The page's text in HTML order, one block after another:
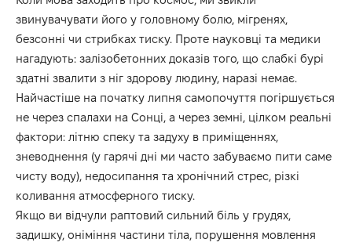
звинувачувати його у головному болю, мігренях,
безсонні чи стрибках тиску. Проте науковці та медики
нагадують: залізобетонних доказів того, що слабкі бурі
здатні звалити з ніг здорову людину, наразі немає.
Найчастіше на початку липня самопочуття погіршується
не через спалахи на Сонці, а через земні, цілком реальні
фактори: літню спеку та задуху в приміщеннях,
зневоднення (у гарячі дні ми часто забуваємо пити саме
чисту воду), недосипання та хронічний стрес, різкі
коливання атмосферного тиску.
Якщо ви відчули раптовий сильний біль у грудях,
задишку, оніміння частини тіла, порушення мовлення